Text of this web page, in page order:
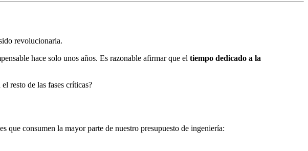
revolucionaria.
hace solo unos años. Es razonable afirmar que el tiempo dedicado a la
resto de las fases críticas?
que consumen la mayor parte de nuestro presupuesto de ingeniería: